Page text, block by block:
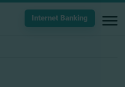
Internet Banking